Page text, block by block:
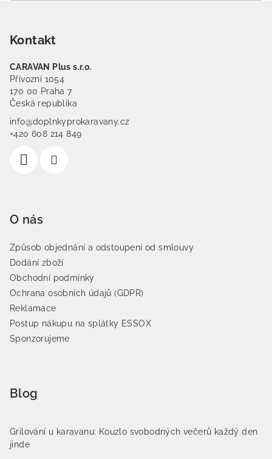
Kontakt
CARAVAN Plus s.r.o.
Přívozní 1054
170 00 Praha 7
Česká republika
info@doplnkyprokaravany.cz
+420 608 214 849
O nás
Způsob objednání a odstoupení od smlouvy
Dodání zboží
Obchodní podmínky
Ochrana osobních údajů (GDPR)
Reklamace
Postup nákupu na splátky ESSOX
Sponzorujeme
Blog
Grilování u karavanu: Kouzlo svobodných večerů každý den
jinde